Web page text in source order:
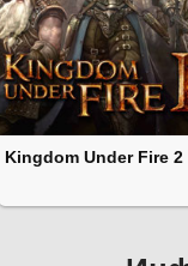
Kingdom Under Fire 2